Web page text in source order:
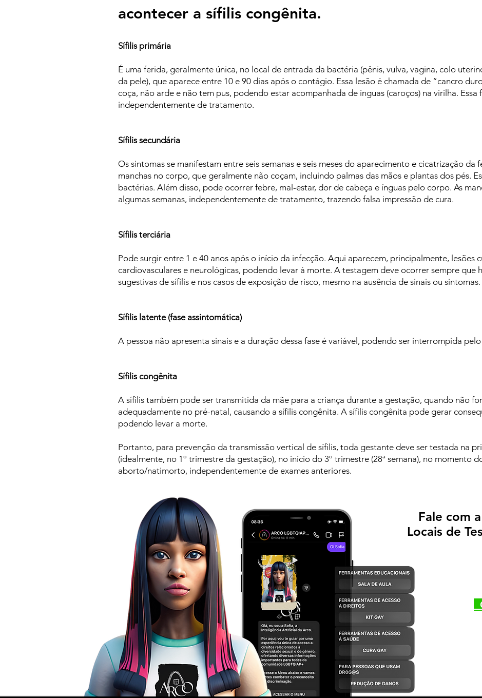
acontecer a sífilis congênita.
Sífilis primária
É uma ferida, geralmente única, no local de entrada da bactéria (pênis, vulva, vagina, colo
da pele), que aparece entre 10 e 90 dias após o contágio. Essa lesão é chamada de “cancro
coça, não arde e não tem pus, podendo estar acompanhada de ínguas (caroços) na virilha. Essa
independentemente de tratamento.
Sífilis secundária
Os sintomas se manifestam entre seis semanas e seis meses do aparecimento e cicatrização da
manchas no corpo, que geralmente não coçam, incluindo palmas das mãos e plantas dos pés.
bactérias. Além disso, pode ocorrer febre, mal-estar, dor de cabeça e ínguas pelo corpo. As
algumas semanas, independentemente de tratamento, trazendo falsa impressão de cura.
Sífilis terciária
Pode surgir entre 1 e 40 anos após o início da infecção. Aqui aparecem, principalmente, lesões
cardiovasculares e neurológicas, podendo levar à morte. A testagem deve ocorrer sempre que
sugestivas de sífilis e nos casos de exposição de risco, mesmo na ausência de sinais ou sintomas.
Sífilis latente (fase assintomática)
A pessoa não apresenta sinais e a duração dessa fase é variável, podendo ser interrompida
Sífilis congênita
A sífilis também pode ser transmitida da mãe para a criança durante a gestação, quando não
adequadamente no pré-natal, causando a sífilis congênita. A sífilis congênita pode gerar
podendo levar a morte.
Portanto, para prevenção da transmissão vertical de sífilis, toda gestante deve ser testada na
(idealmente, no 1º trimestre da gestação), no início do 3º trimestre (28ª semana), no momento
aborto/natimorto, independentemente de exames anteriores.
Fale com
Locais de